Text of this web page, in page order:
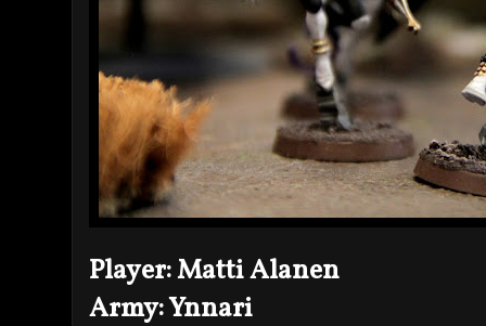
Player: Matti Alanen
Army: Ynnari